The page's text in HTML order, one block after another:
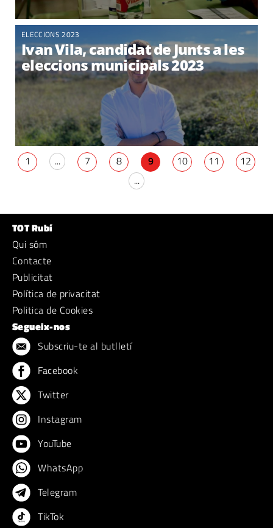
ELECCIONS 2023
Ivan Vila, candidat de Junts a les
eleccions municipals 2023
1 ... 7 8 9 10 11
12
...
TOT Rubí
Qui sóm
Contacte
Publicitat
Política de privacitat
Politica de Cookies
Segueix-nos
Subscriu-te al butlletí
Facebook
Twitter
Instagram
YouTube
WhatsApp
Telegram
TikTok